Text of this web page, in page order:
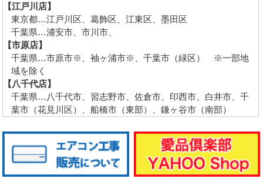
【江戸川店】
東京都…江戸川区、葛飾区、江東区、墨田区
千葉県…浦安市、市川市、
【市原店】
千葉県…市原市※、袖ヶ浦市※、千葉市（緑区） ※一部地
域を除く
【八千代店】
千葉県…八千代市、習志野市、佐倉市、印西市、白井市、千
葉市（花見川区）、船橋市（東部）、鎌ヶ谷市（南部）